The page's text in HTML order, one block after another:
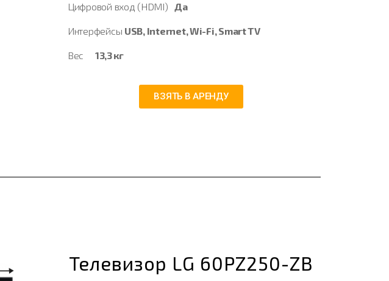
Цифровой вход (HDMI) Да
Интерфейсы USB, Internet, Wi-Fi, Smart TV
Вес 13,3 кг
ВЗЯТЬ В АРЕНДУ
Телевизор LG 60PZ250-ZB